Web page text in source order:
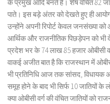
के प्रमुख आदि बनते हैं। शेष वंचित 82
पाते। इस बड़े अंतर को देखते हुए ही आयोग
उन्होंने अपनी रिपोर्ट केवल जनसंख्या
आर्थिक और राजनीतिक पिछड़ेपन को भी
प्रदेश भर के 74 लाख 85 हजार ओबीसी
वाकई अजीत बात है कि राजस्थान में
भी प्रतिनिधि आज तक सांसद, विधायक
समूह होने के बाद भी सिर्फ 10 जातियों के
क्या ओबीसी वर्ग की वंचित जातियों को